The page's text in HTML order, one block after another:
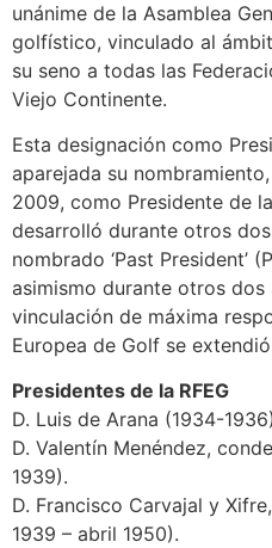
unánime de la Asamblea
golfístico, vinculado al
su seno a todas las
Viejo Continente.
Esta designación como
aparejada su
2009, como Presidente de
desarrolló durante otros
nombrado ‘Past President’
asimismo durante otros
vinculación de máxima
Europea de Golf se
Presidentes de la RFEG
D. Luis de Arana (1934-
D. Valentín Menéndez,
1939).
D. Francisco Carvajal y
1939 – abril 1950).